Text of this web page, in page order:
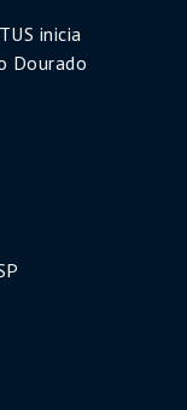
inicia
Dourado